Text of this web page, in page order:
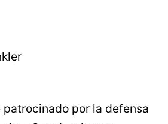
patrocinado por la defensa